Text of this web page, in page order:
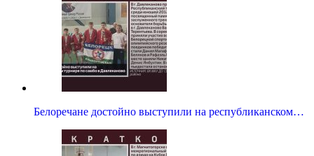
Белоречане достойно выступили на республиканском…